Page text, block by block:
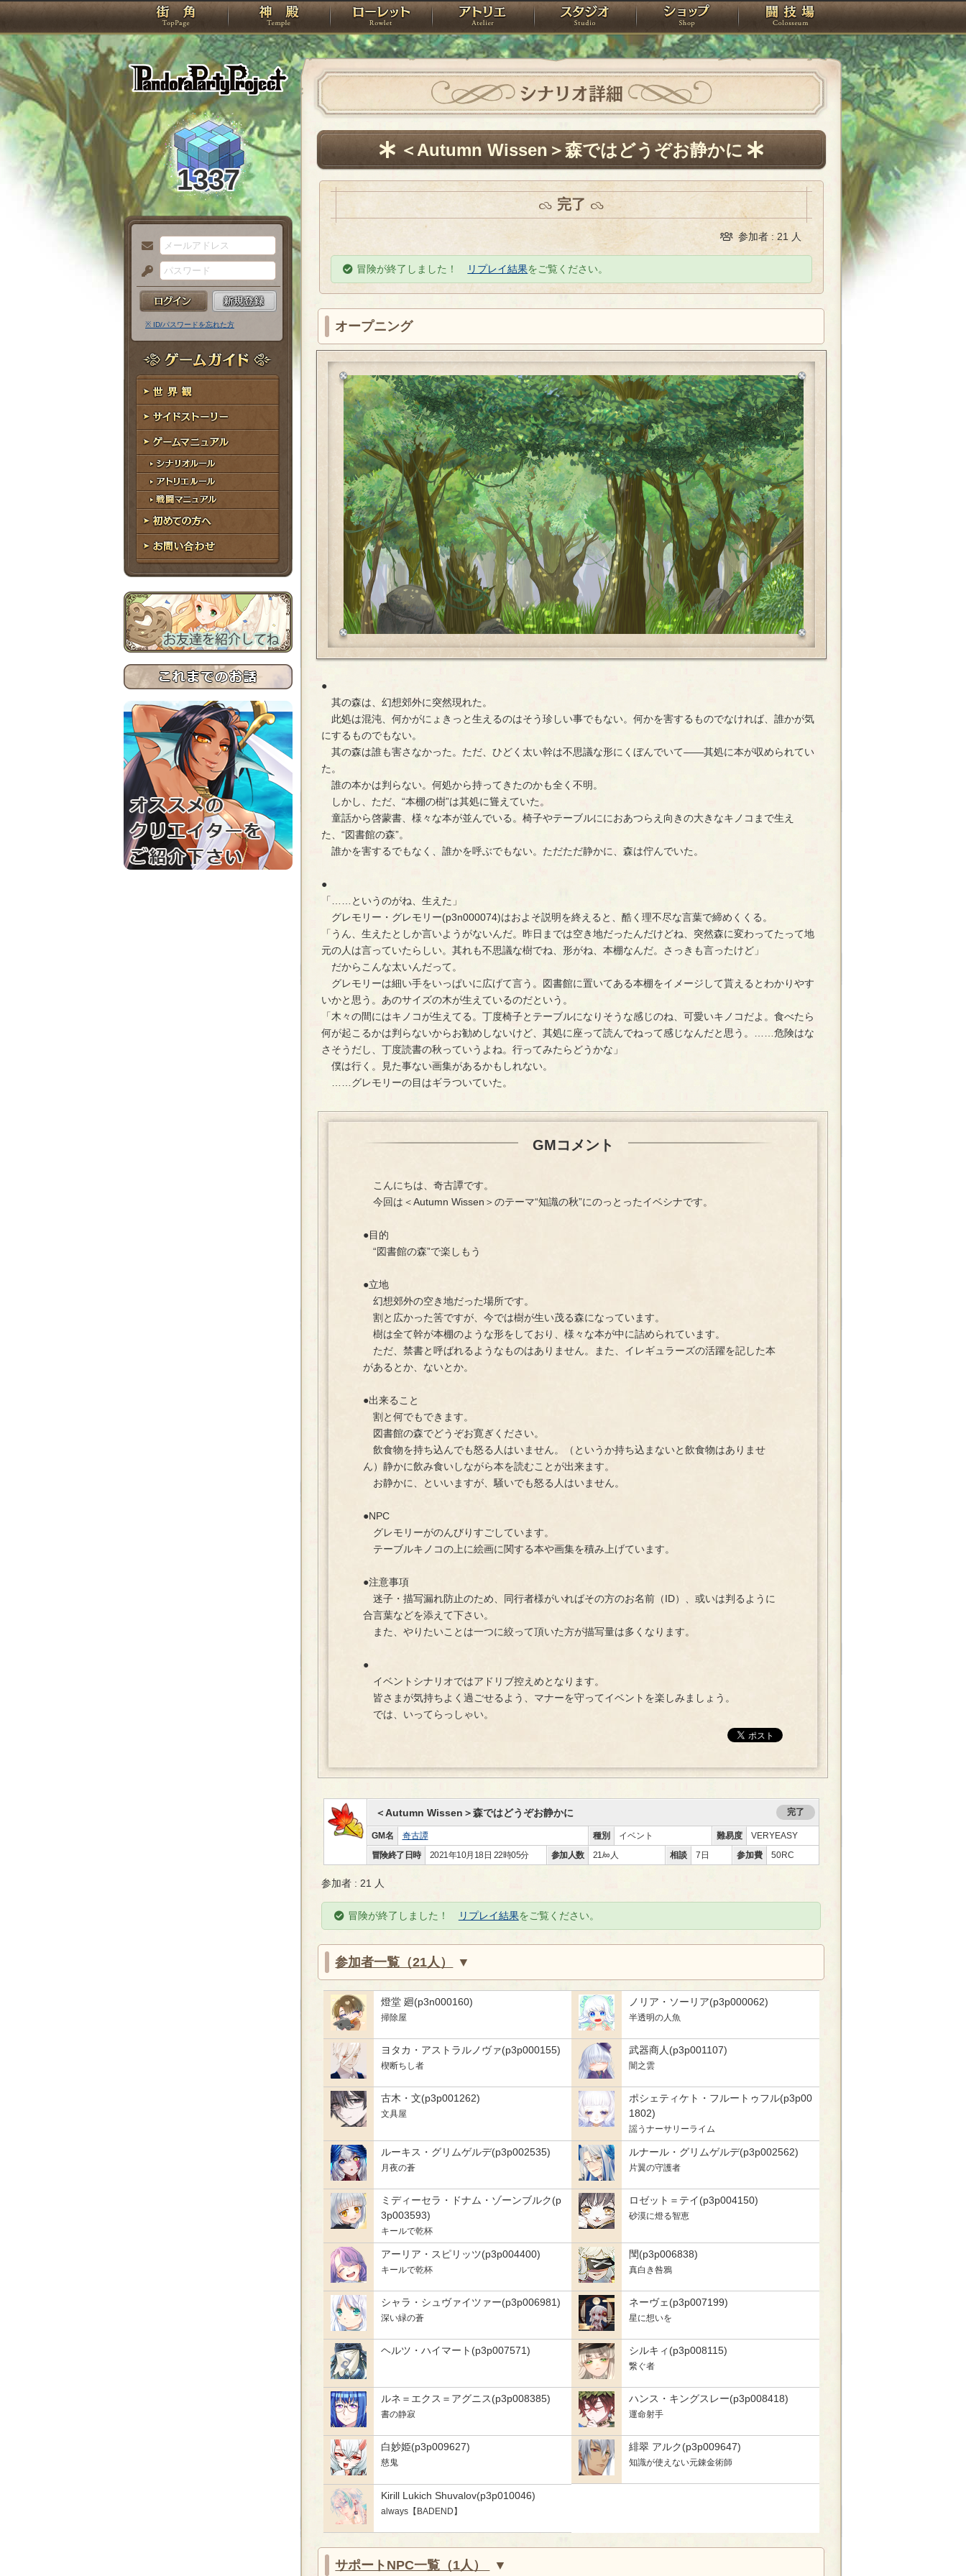
PandoraPartyProject
TOP 神殿 ローレット アトリエ スタジオ ショップ 闘技場
1337
メ
ー
ル
ア
ド
レ
ス
パ
ス
ー
ド
※ ID/パスワードを忘れた方
ゲームガイド
世界観
サイドストーリー
ゲームマニュアル
シナリオルール
アトリエルール
戦闘マニュアル
初めての方へ
お問い合わせ
シナリオ詳細
＜Autumn Wissen＞森ではどうぞお静かに
完了
参加者 : 21 人
冒険が終了しました！ リプレイ結果をご覧ください。
オープニング
●
其の森は、幻想郊外に突然現れた。
此処は混沌、何かがにょきっと生えるのはそう珍しい事でもない。何かを害するものでなければ、誰かが気
にするものでもない。
其の森は誰も害さなかった。ただ、ひどく太い幹は不思議な形にくぼんでいて――其処に本が収められてい
た。
誰の本かは判らない。何処から持ってきたのかも全く不明。
しかし、ただ、“本棚の樹”は其処に聳えていた。
童話から啓蒙書、様々な本が並んでいる。椅子やテーブルににおあつらえ向きの大きなキノコまで生え
た、“図書館の森”。
誰かを害するでもなく、誰かを呼ぶでもない。ただただ静かに、森は佇んでいた。
●
「……というのがね、生えた」
グレモリー・グレモリー(p3n000074)はおよそ説明を終えると、酷く理不尽な言葉で締めくくる。
「うん、生えたとしか言いようがないんだ。昨日までは空き地だったんだけどね、突然森に変わってたって地
元の人は言っていたらしい。其れも不思議な樹でね、形がね、本棚なんだ。さっきも言ったけど」
だからこんな太いんだって。
グレモリーは細い手をいっぱいに広げて言う。図書館に置いてある本棚をイメージして貰えるとわかりやす
いかと思う。あのサイズの木が生えているのだという。
「木々の間にはキノコが生えてる。丁度椅子とテーブルになりそうな感じのね、可愛いキノコだよ。食べたら
何が起こるかは判らないからお勧めしないけど、其処に座って読んでねって感じなんだと思う。……危険はな
さそうだし、丁度読書の秋っていうよね。行ってみたらどうかな」
僕は行く。見た事ない画集があるかもしれない。
……グレモリーの目はギラついていた。
GMコメント
こんにちは、奇古譚です。
今回は＜Autumn Wissen＞のテーマ“知識の秋”にのっとったイベシナです。
●目的
“図書館の森”で楽しもう
●立地
幻想郊外の空き地だった場所です。
割と広かった筈ですが、今では樹が生い茂る森になっています。
樹は全て幹が本棚のような形をしており、様々な本が中に詰められています。
ただ、禁書と呼ばれるようなものはありません。また、イレギュラーズの活躍を記した本
があるとか、ないとか。
●出来ること
割と何でもできます。
図書館の森でどうぞお寛ぎください。
飲食物を持ち込んでも怒る人はいません。（というか持ち込まないと飲食物はありませ
ん）静かに飲み食いしながら本を読むことが出来ます。
お静かに、といいますが、騒いでも怒る人はいません。
●NPC
グレモリーがのんびりすごしています。
テーブルキノコの上に絵画に関する本や画集を積み上げています。
●注意事項
迷子・描写漏れ防止のため、同行者様がいればその方のお名前（ID）、或いは判るように
合言葉などを添えて下さい。
また、やりたいことは一つに絞って頂いた方が描写量は多くなります。
●
イベントシナリオではアドリブ控えめとなります。
皆さまが気持ちよく過ごせるよう、マナーを守ってイベントを楽しみましょう。
では、いってらっしゃい。
＜Autumn Wissen＞森ではどうぞお静かに 完了
GM名 奇古譚 種別 イベント 難易度
VERYEASY
冒険終了日時
2021年10月18日 22時05分 参加人数 21/∞人 相談 7日 参加費 50RC
参加者 : 21 人
冒険が終了しました！ リプレイ結果をご覧ください。
参加者一覧（21人）
燈堂 廻(p3n000160)
掃除屋
ノリア・ソーリア(p3p000062)
半透明の人魚
ヨタカ・アストラルノヴァ(p3p000155)
楔断ちし者
武器商人(p3p001107)
闇之雲
古木・文(p3p001262)
文具屋
ポシェティケト・フルートゥフル(p3p00
1802)
謡うナーサリーライム
ルーキス・グリムゲルデ(p3p002535)
月夜の蒼
ルナール・グリムゲルデ(p3p002562)
片翼の守護者
ミディーセラ・ドナム・ゾーンブルク(p
3p003593)
キールで乾杯
ロゼット＝テイ(p3p004150)
砂漠に燈る智恵
アーリア・スピリッツ(p3p004400)
キールで乾杯
閠(p3p006838)
真白き咎鴉
シャラ・シュヴァイツァー(p3p006981)
深い緑の蒼
ネーヴェ(p3p007199)
星に想いを
ヘルツ・ハイマート(p3p007571) シルキィ(p3p008115)
繋ぐ者
ルネ＝エクス＝アグニス(p3p008385)
書の静寂
ハンス・キングスレー(p3p008418)
運命射手
白妙姫(p3p009627)
慈鬼
緋翠 アルク(p3p009647)
知識が使えない元錬金術師
Kirill Lukich Shuvalov(p3p010046)
always【BADEND】
サポートNPC一覧（1人）